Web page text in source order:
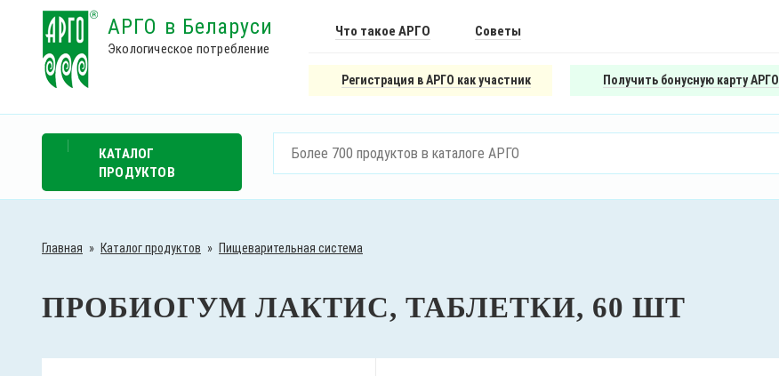
АРГО в Беларуси
Экологическое потребление
Что такое АРГО Советы
Регистрация в АРГО как участник Получить бонусную карту АРГО
КАТАЛОГ
ПРОДУКТОВ
Главная » Каталог продуктов » Пищеварительная система
ПРОБИОГУМ ЛАКТИС, ТАБЛЕТКИ, 60 ШТ